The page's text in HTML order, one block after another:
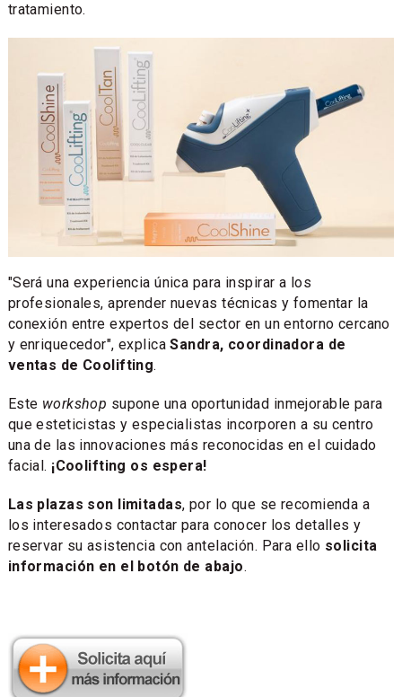
tratamiento.
"Será una experiencia única para inspirar a los
profesionales, aprender nuevas técnicas y fomentar la
conexión entre expertos del sector en un entorno cercano
y enriquecedor", explica Sandra, coordinadora de
ventas de Coolifting.
Este workshop supone una oportunidad inmejorable para
que esteticistas y especialistas incorporen a su centro
una de las innovaciones más reconocidas en el cuidado
facial. ¡Coolifting os espera!
Las plazas son limitadas, por lo que se recomienda a
los interesados contactar para conocer los detalles y
reservar su asistencia con antelación. Para ello solicita
información en el botón de abajo.